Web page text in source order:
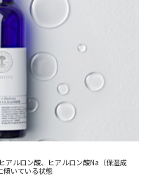
アルロン酸、ヒアルロン酸Na（保湿成
傾いている状態